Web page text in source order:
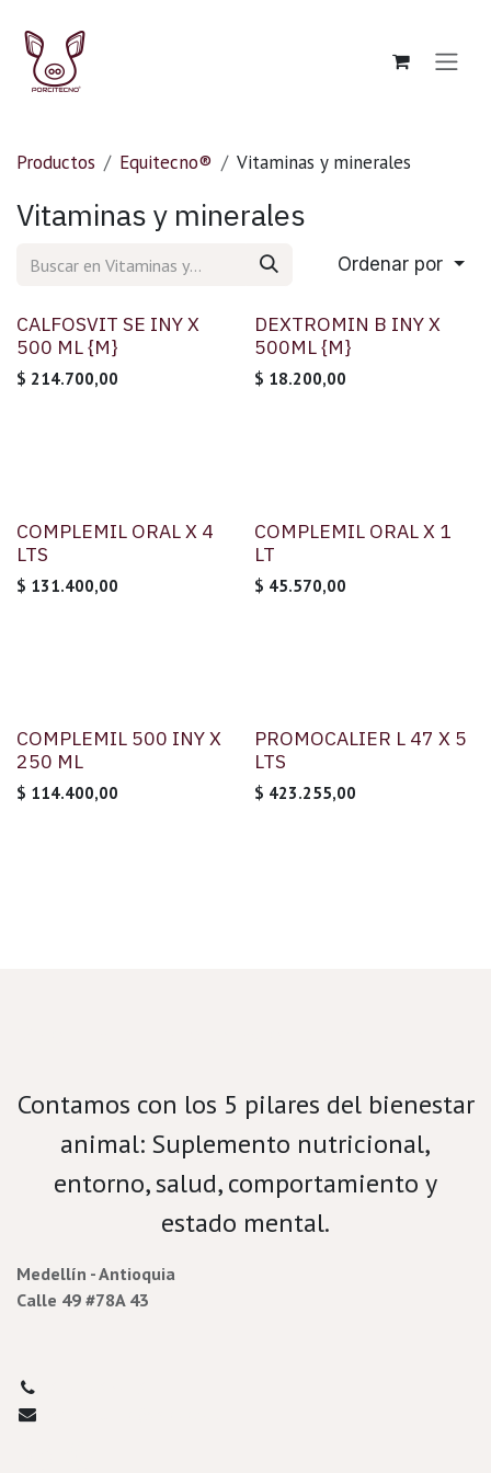
Productos Equitecno® Vitaminas y minerales
Vitaminas y minerales
Ordenar por
CALFOSVIT SE INY X
500 ML {M}
$ 214.700,00
DEXTROMIN B INY X
500ML {M}
$ 18.200,00
COMPLEMIL ORAL X 4
LTS
$ 131.400,00
COMPLEMIL ORAL X 1
LT
$ 45.570,00
COMPLEMIL 500 INY X
250 ML
$ 114.400,00
PROMOCALIER L 47 X 5
LTS
$ 423.255,00
Contamos con los 5 pilares del bienestar
animal: Suplemento nutricional,
entorno, salud, comportamiento y
estado mental.
Medellín - Antioquia
Calle 49 #78A 43